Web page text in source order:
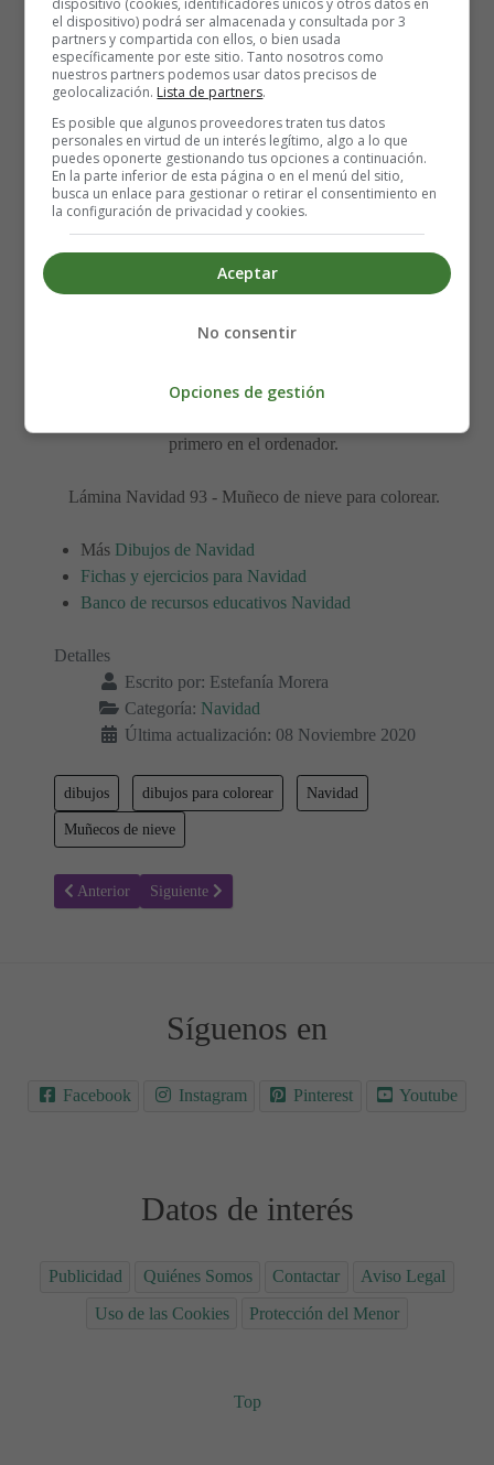
primero en el ordenador.
Lámina Navidad 93 - Muñeco de nieve para colorear.
Más Dibujos de Navidad
Fichas y ejercicios para Navidad
Banco de recursos educativos Navidad
Detalles
Escrito por: Estefanía Morera
Categoría: Navidad
Última actualización: 08 Noviembre 2020
dibujos dibujos para colorear Navidad
Muñecos de nieve
Artículo anterior: Colorear Navidad 94 - Pesebres, Nacimiento de
Anterior Artículo siguiente: Colorear Navidad 92 - Muñecos de
Siguiente
Síguenos en
Facebook Instagram Pinterest Youtube
Datos de interés
Publicidad Quiénes Somos Contactar
Aviso Legal
Uso de las Cookies
Protección del Menor
Top
el dispositivo) podrá ser almacenada y consultada por 3
partners y compartida con ellos, o bien usada
específicamente por este sitio. Tanto nosotros como
nuestros partners podemos usar datos precisos de
geolocalización. Lista de partners.
Es posible que algunos proveedores traten tus datos
personales en virtud de un interés legítimo, algo a lo que
puedes oponerte gestionando tus opciones a continuación.
En la parte inferior de esta página o en el menú del sitio,
busca un enlace para gestionar o retirar el consentimiento en
la configuración de privacidad y cookies.
Aceptar
No consentir
Opciones de gestión